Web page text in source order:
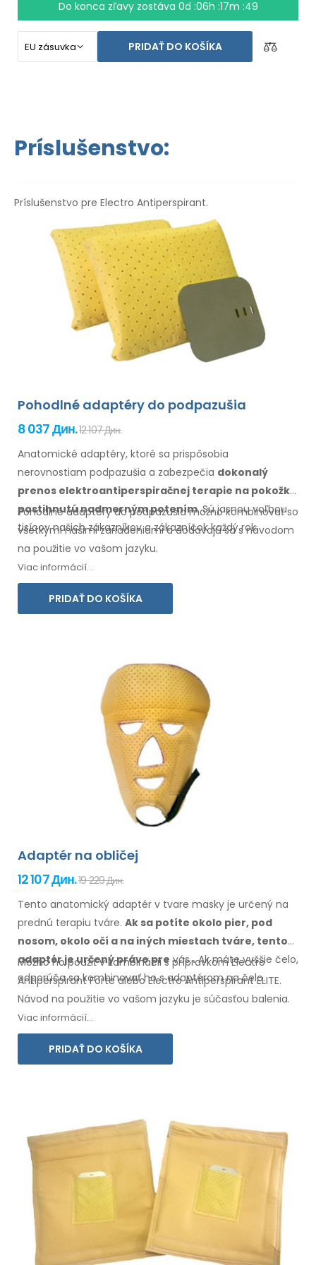
jazyku.
Do konca zľavy zostáva 0d :06h :17m :48
PRIDAŤ DO KOŠÍKA
Príslušenstvo:
Príslušenstvo pre Electro Antiperspirant.
Pohodlné adaptéry do podpazušia
8 037 Дин.12 107 Дин.
Anatomické adaptéry, ktoré sa prispôsobia
nerovnostiam podpazušia a zabezpečia dokonalý
prenos elektroantiperspiračnej terapie na pokožku
postihnutú nadmerným potením. Sú jasnou voľbou
tisícov našich zákazníkova zákazníčokkaždý rok.
Pohodlné adaptéry dopodpazušiamožno kombinovať so
všetkýminašimi zariadeniami a dodávajú sa s návodom
na použitie vo vašom jazyku.
Viac informácií...
PRIDAŤ DO KOŠÍKA
Adaptér na obličej
12 107 Дин.19 229 Дин.
Tento anatomický adaptér v tvare masky je určený na
prednú terapiu tváre. Ak sa potíte okolo pier, pod
nosom, okolo očí a na iných miestach tváre, tento
adaptérje určený právepre vás. Ak mátevyššie čelo,
odporúča sa kombinovať ho sadaptérom načelo.
Možno ho použiť v kombinácii s prípravkom Electro
Antiperspirant Forte alebo Electro Antiperspirant ELITE.
Návod na použitie vo vašom jazyku je súčasťou balenia.
Viac informácií...
PRIDAŤ DO KOŠÍKA